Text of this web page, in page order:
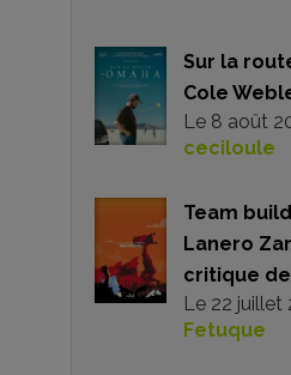
Sur la
Cole
Le 8 août
ceciloule
Team
Lanero
critique
Le 22 juillet
Fetuque